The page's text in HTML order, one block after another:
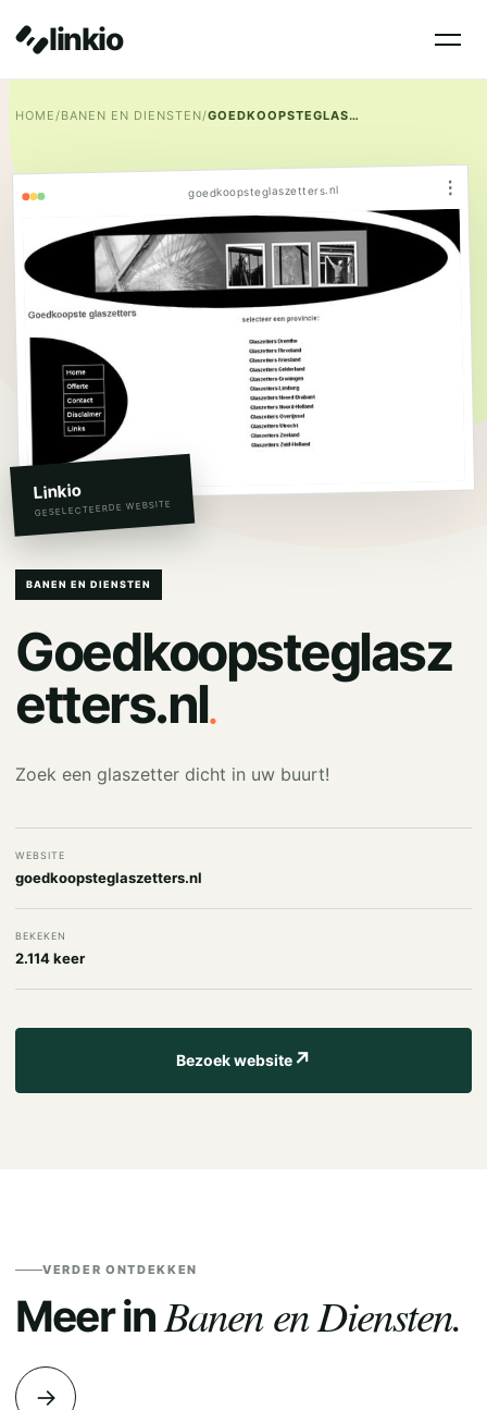
linkio
HOME/BANEN EN DIENSTEN/ GOEDKOOPSTEGLASZETTERS.NL
goedkoopsteglaszetters.nl ⋮
Linkio
GESELECTEERDE WEBSITE
BANEN EN DIENSTEN
Goedkoopsteglasz
etters.nl.
Zoek een glaszetter dicht in uw buurt!
WEBSITE
goedkoopsteglaszetters.nl
BEKEKEN
2.114 keer
Bezoek website↗
VERDER ONTDEKKEN
Meer inBanen en Diensten.
→